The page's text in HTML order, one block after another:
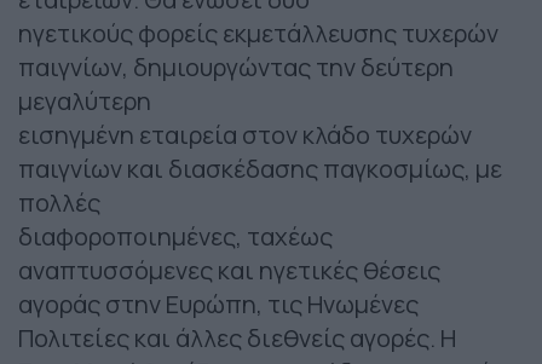
ηγετικούς φορείς εκμετάλλευσης τυχερών
παιγνίων, δημιουργώντας την δεύτερη
μεγαλύτερη
εισηγμένη εταιρεία στον κλάδο τυχερών
παιγνίων και διασκέδασης παγκοσμίως, με
πολλές
διαφοροποιημένες, ταχέως
αναπτυσσόμενες και ηγετικές θέσεις
αγοράς στην Ευρώπη, τις Ηνωμένες
Πολιτείες και άλλες διεθνείς αγορές. Η